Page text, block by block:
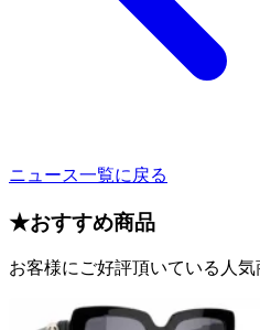
ニュース一覧に戻る
★おすすめ商品
お客様にご好評頂いている人